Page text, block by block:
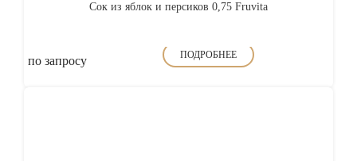
Сок из яблок и персиков 0,75 Fruvita
по запросу ПОДРОБНЕЕ